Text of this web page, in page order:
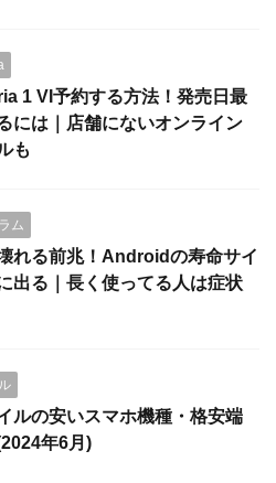
1 VI予約する方法！発売日最
には｜店舗にないオンライン
も
ム
れる前兆！Androidの寿命サイ
出る｜長く使ってる人は症状
ルの安いスマホ機種・格安端
年6月)